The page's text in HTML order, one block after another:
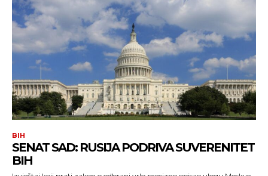
BIH
SENAT SAD: RUSIJA PODRIVA SUVERENITET
BIH